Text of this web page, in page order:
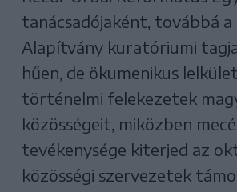
tanácsadójaként, továbbá a
Alapítvány kuratóriumi
hűen, de ökumenikus
történelmi felekezetek
közösségeit, miközben
tevékenysége kiterjed az
közösségi szervezetek